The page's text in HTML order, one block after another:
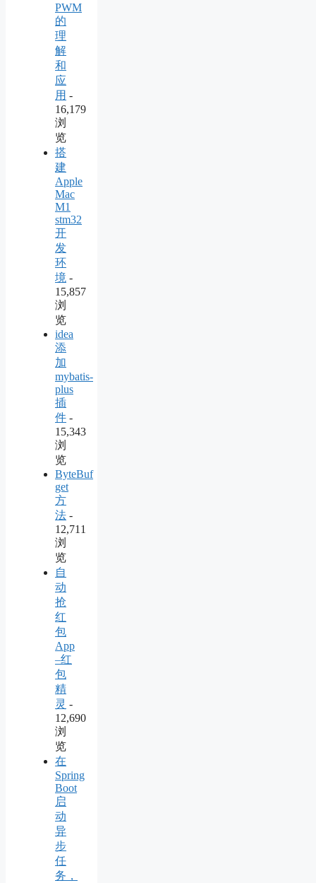
PWM
的
理
解
和
应
用 -
16,179
浏
览
搭
建
Apple
Mac
M1
stm32
开
发
环
境 -
15,857
浏
览
idea
添
加
mybatis-
plus
插
件 -
15,343
浏
览
ByteBuf
get
方
法 -
12,711
浏
览
自
动
抢
红
包
App
–红
包
精
灵 -
12,690
浏
览
在
Spring
Boot
启
动
异
步
任
务，